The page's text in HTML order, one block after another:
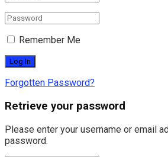
Remember Me
Forgotten Password?
Retrieve your password
Please enter your username or email
password.